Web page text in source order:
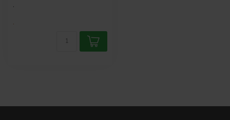
.
.